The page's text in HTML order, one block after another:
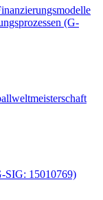
(G-
SIG: 15010769)